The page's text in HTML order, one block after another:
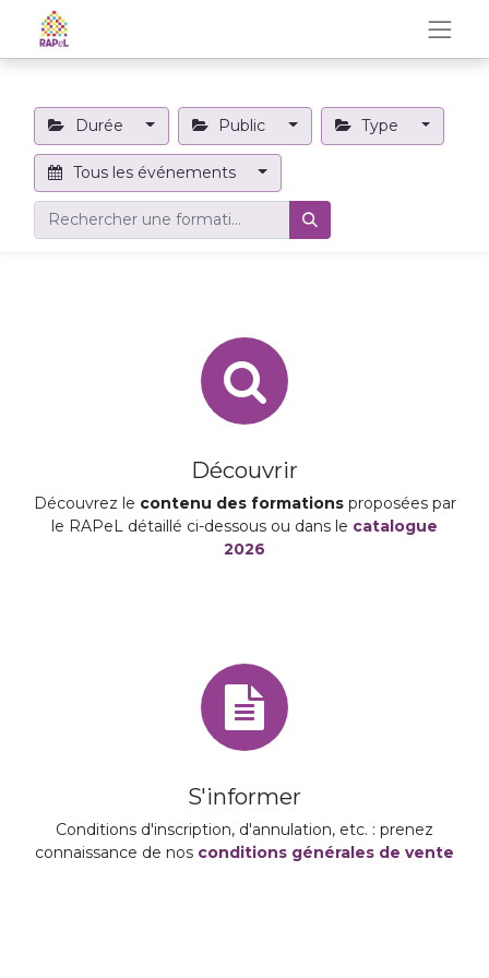
Durée Public Type
Tous les événements
Découvrir
Découvrez le contenu des formationsproposées par
le RAPeL détaillé ci-dessous ou dans le catalogue
2026
S'informer
Conditions d'inscription, d'annulation, etc. : prenez
connaissance de nos conditions générales de vente